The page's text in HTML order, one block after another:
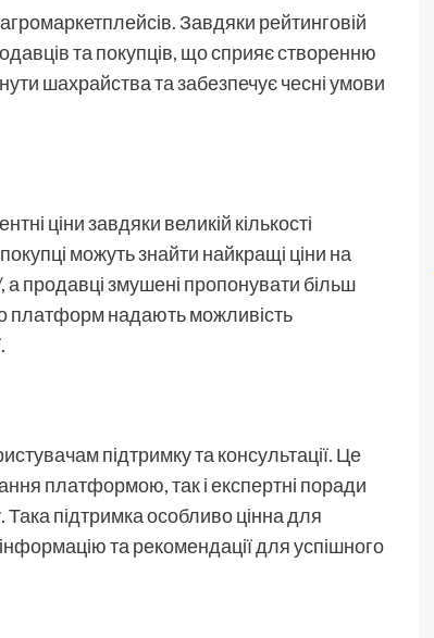
Завдяки рейтинговій
та покупців, що сприяє створенню
шахрайства та забезпечує чесні умови
ціни завдяки великій кількості
можуть знайти найкращі ціни на
, а продавці змушені пропонувати більш
платформ надають можливість
підтримку та консультації. Це
платформою, так і експертні поради
підтримка особливо цінна для
та рекомендації для успішного